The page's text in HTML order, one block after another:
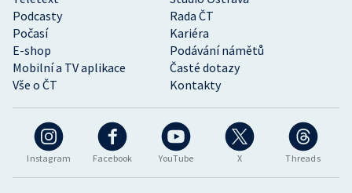
Instagram Facebook YouTube X Threads
Podcasty
Rada ČT
Počasí
Kariéra
E-shop
Podávání námětů
Mobilní a TV aplikace
Časté dotazy
Vše o ČT
Kontakty